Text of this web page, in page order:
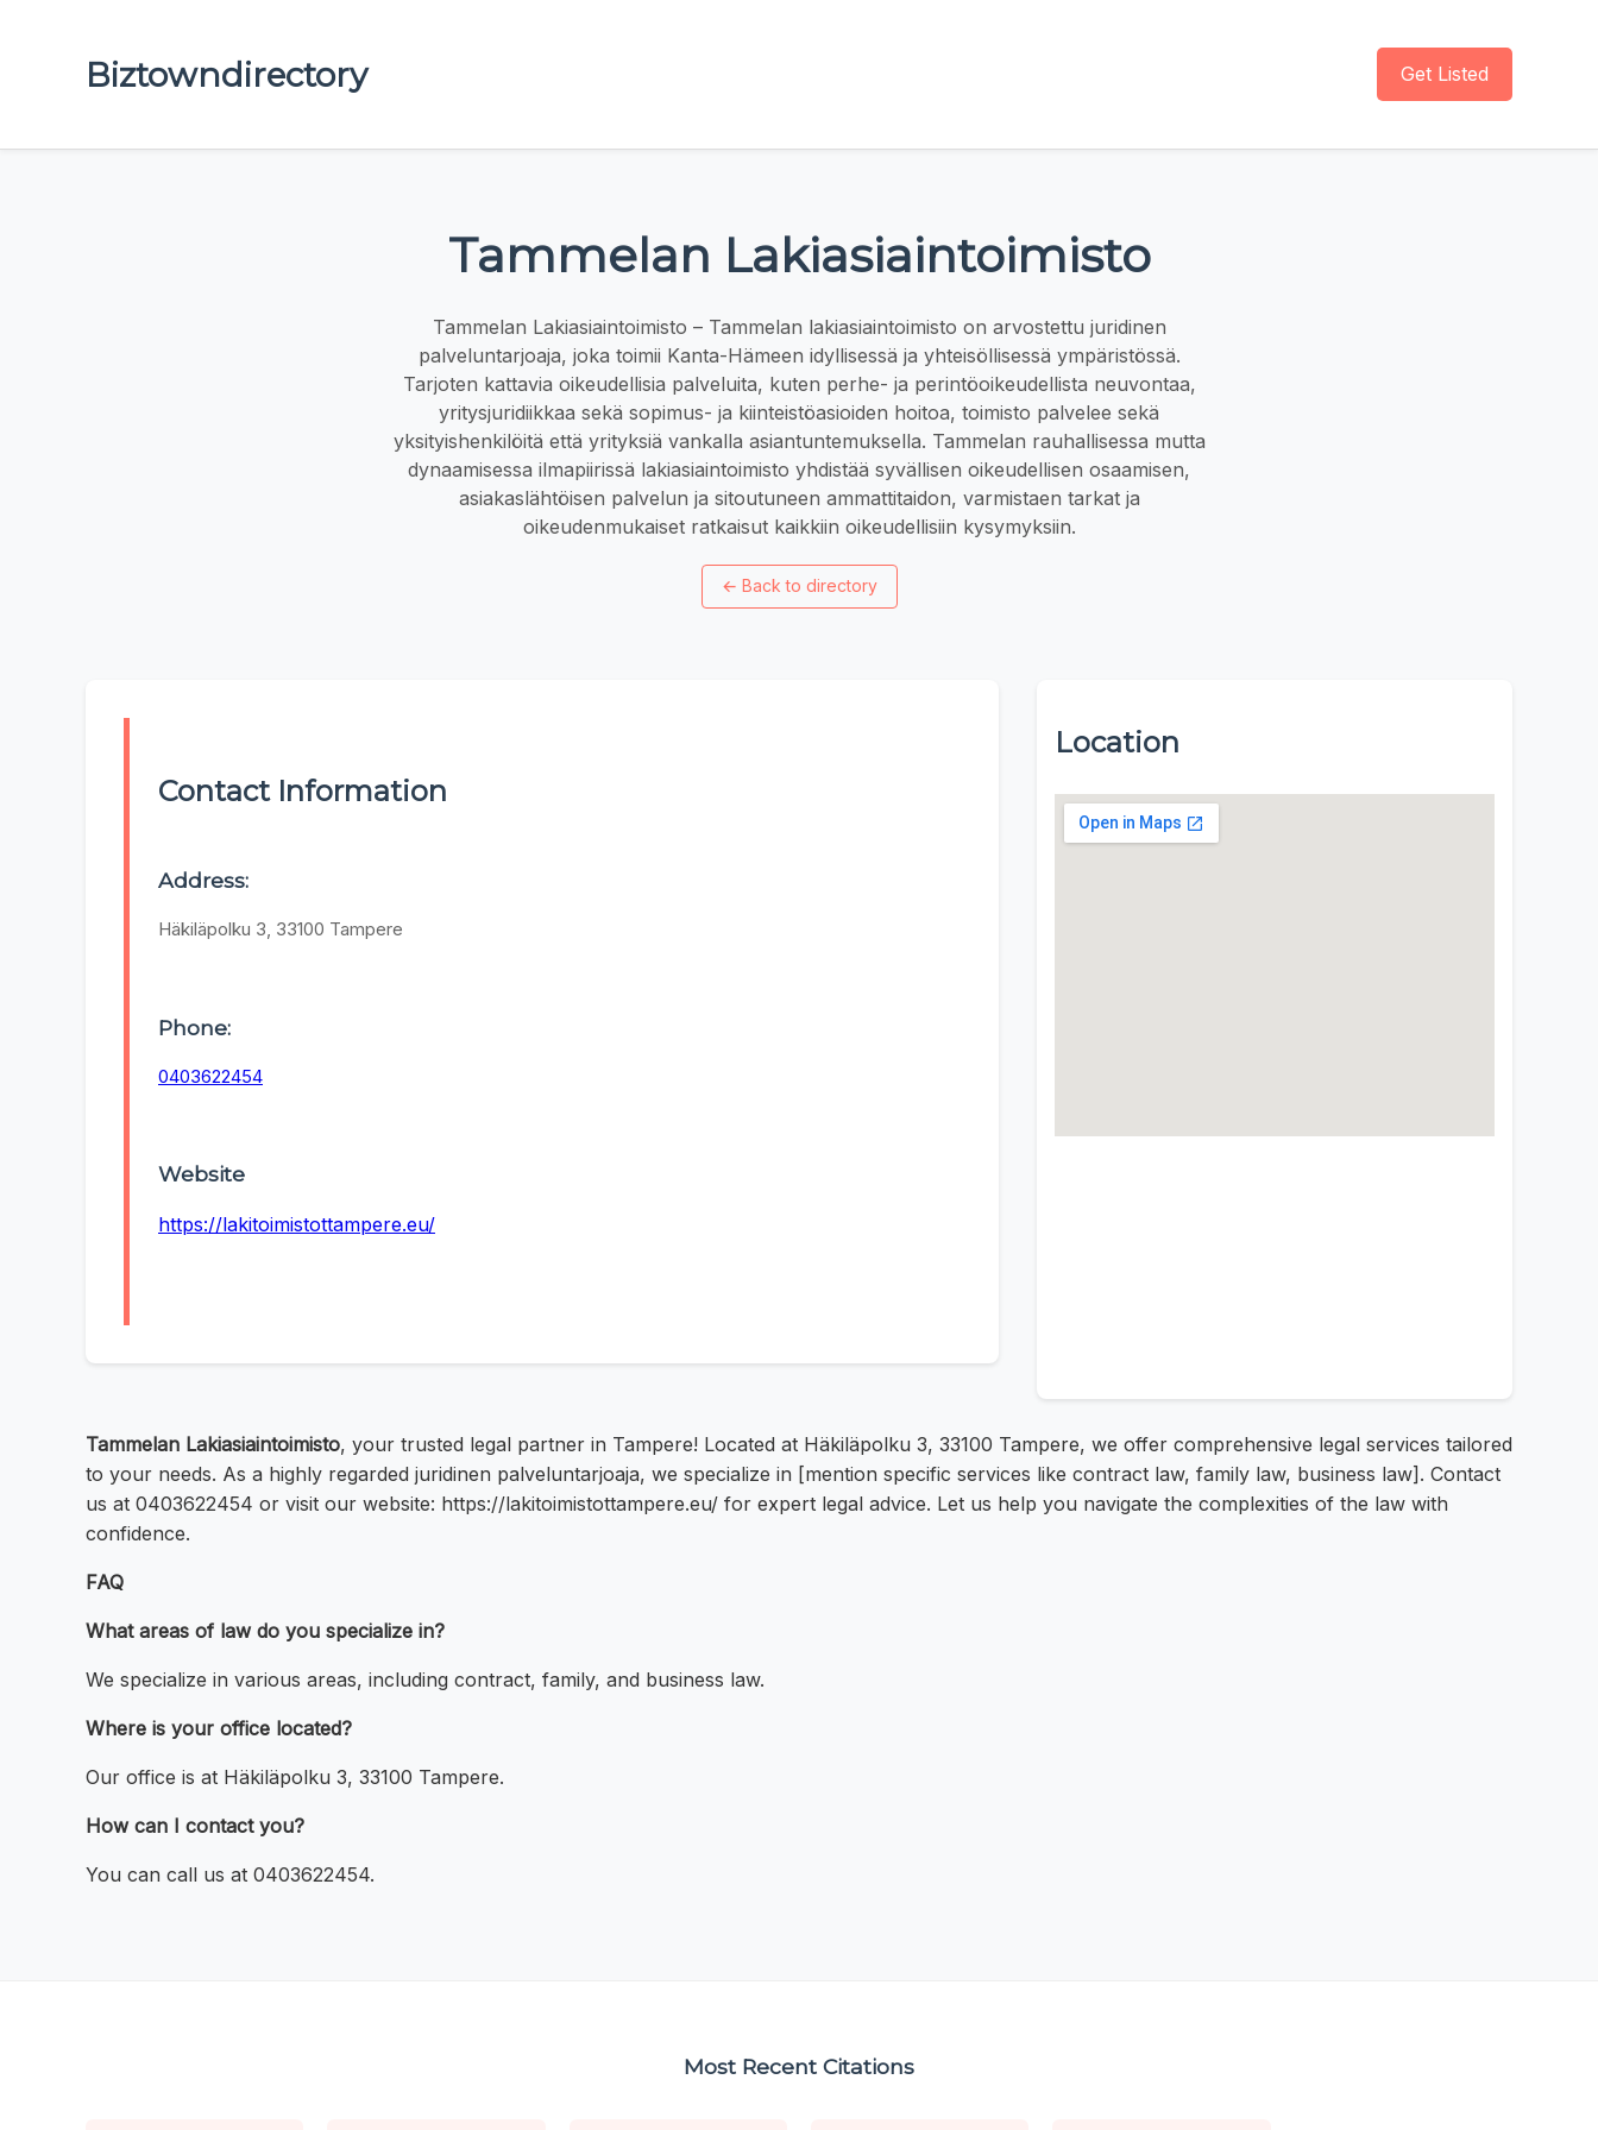
Biztowndirectory Get Listed
Tammelan Lakiasiaintoimisto
Tammelan Lakiasiaintoimisto – Tammelan lakiasiaintoimisto on arvostettu juridinen
palveluntarjoaja, joka toimii Kanta-Hämeen idyllisessä ja yhteisöllisessä ympäristössä.
Tarjoten kattavia oikeudellisia palveluita, kuten perhe- ja perintöoikeudellista neuvontaa,
yritysjuridiikkaa sekä sopimus- ja kiinteistöasioiden hoitoa, toimisto palvelee sekä
yksityishenkilöitä että yrityksiä vankalla asiantuntemuksella. Tammelan rauhallisessa mutta
dynaamisessa ilmapiirissä lakiasiaintoimisto yhdistää syvällisen oikeudellisen osaamisen,
asiakaslähtöisen palvelun ja sitoutuneen ammattitaidon, varmistaen tarkat ja
oikeudenmukaiset ratkaisut kaikkiin oikeudellisiin kysymyksiin.
← Back to directory
Contact Information
Address:
Häkiläpolku 3, 33100 Tampere
Phone:
0403622454
Website
https://lakitoimistottampere.eu/
Location
Tammelan Lakiasiaintoimisto, your trusted legal partner in Tampere! Located at Häkiläpolku 3, 33100 Tampere, we offer comprehensive legal services tailored
to your needs. As a highly regarded juridinen palveluntarjoaja, we specialize in [mention specific services like contract law, family law, business law]. Contact
us at 0403622454 or visit our website: https://lakitoimistottampere.eu/ for expert legal advice. Let us help you navigate the complexities of the law with
confidence.
FAQ
What areas of law do you specialize in?
We specialize in various areas, including contract, family, and business law.
Where is your office located?
Our office is at Häkiläpolku 3, 33100 Tampere.
How can I contact you?
You can call us at 0403622454.
Most Recent Citations